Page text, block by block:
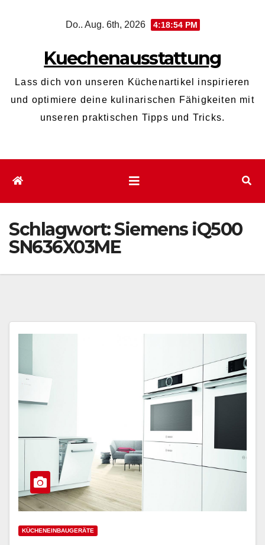
Do.. Aug. 6th, 2026 4:18:54 PM
Kuechenausstattung
Lass dich von unseren Küchenartikel inspirieren
und optimiere deine kulinarischen Fähigkeiten mit
unseren praktischen Tipps und Tricks.
Schlagwort:Siemens iQ500
SN636X03ME
KÜCHENEINBAUGERÄTE